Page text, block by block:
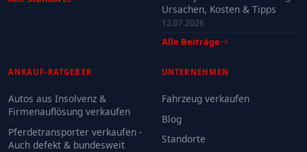
Ursachen, Kosten & Tipps
12.07.2026
Alle Beiträge
ANKAUF-RATGEBER
Autos aus Insolvenz &
Firmenauflösung verkaufen
Pferdetransporter verkaufen -
Auch defekt & bundesweit
UNTERNEHMEN
Fahrzeug verkaufen
Blog
Standorte